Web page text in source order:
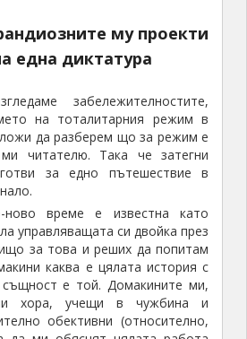
му проекти
една диктатура
забележителностите,
на тоталитарния режим в
да разберем що за режим е
читателю. Така че затегни
за едно пътешествие в
време е известна като
управляващата си двойка през
за това и реших да попитам
каква е цялата история с
е той. Домакините ми,
хора, учещи в чужбина и
обективни (относително,